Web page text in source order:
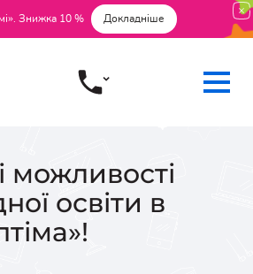
Знижка 10 % Докладніше
можливості
освіти в